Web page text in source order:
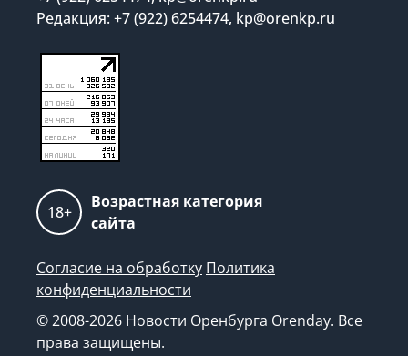
Реклама на сайте:
+7 (922) 6254474, kp@orenkp.ru
Редакция: +7 (922) 6254474, kp@orenkp.ru
Согласие на обработку
конфиденциальности